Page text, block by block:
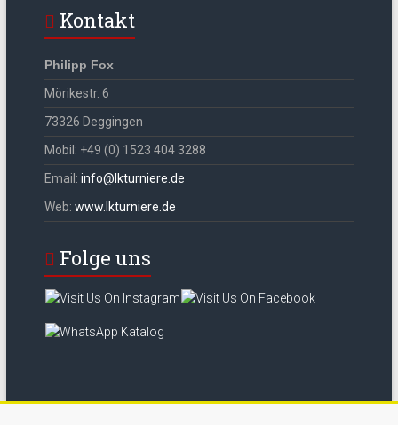
Kontakt
Philipp Fox
Mörikestr. 6
73326 Deggingen
Mobil: +49 (0) 1523 404 3288
Email: info@lkturniere.de
Web: www.lkturniere.de
Folge uns